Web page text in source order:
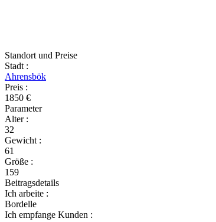
Standort und Preise
Stadt :
Ahrensbök
Preis :
1850 €
Parameter
Alter :
32
Gewicht :
61
Größe :
159
Beitragsdetails
Ich arbeite :
Bordelle
Ich empfange Kunden :